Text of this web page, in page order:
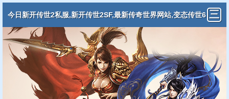
今日新开传世2私服,新开传世2SF,最新传奇世界网站,变态传世6
5535